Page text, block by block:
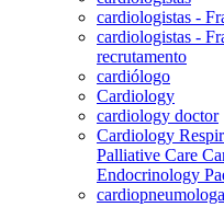
cardiologistas -
cardiologistas -
recrutamento
cardiólogo
Cardiology
cardiology doctor
Cardiology
Palliative Care
Endocrinology
cardiopneumologa